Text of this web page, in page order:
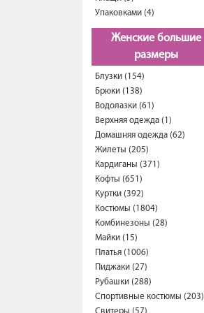
Упаковками (4)
Женские большие
размеры
Блузки (154)
Брюки (138)
Водолазки (61)
Верхняя одежда (1)
Домашняя одежда (62)
Жилеты (205)
Кардиганы (371)
Кофты (651)
Куртки (392)
Костюмы (1804)
Комбинезоны (28)
Майки (15)
Платья (1006)
Пиджаки (27)
Рубашки (288)
Спортивные костюмы (203)